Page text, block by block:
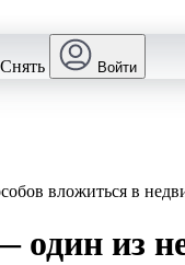
Снять Войти
вложиться в
из